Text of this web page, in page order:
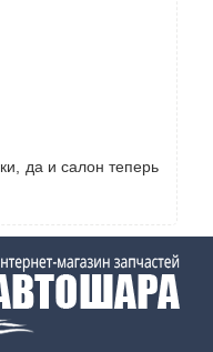
да и салон теперь